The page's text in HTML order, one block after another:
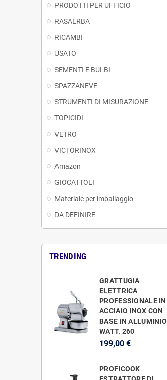
PRODOTTI PER UFFICIO
RASAERBA
RICAMBI
USATO
SEMENTI E BULBI
SPAZZANEVE
STRUMENTI DI MISURAZIONE
TOPICIDI
VETRO
VICTORINOX
Amazon
GIOCATTOLI
Materiale per imballaggio
DA DEFINIRE
TRENDING
GRATTUGIA
ELETTRICA
PROFESSIONALE IN
ACCIAIO INOX CON
BASE IN ALLUMINIO
WATT. 260
199,00 €
PROFICOOK